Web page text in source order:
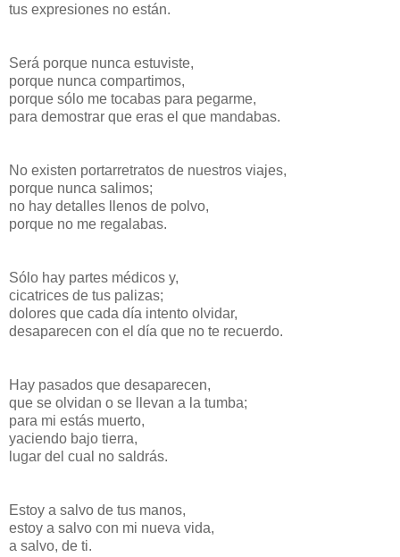
tus expresiones no están.
Será porque nunca estuviste,
porque nunca compartimos,
porque sólo me tocabas para pegarme,
para demostrar que eras el que mandabas.
No existen portarretratos de nuestros viajes,
porque nunca salimos;
no hay detalles llenos de polvo,
porque no me regalabas.
Sólo hay partes médicos y,
cicatrices de tus palizas;
dolores que cada día intento olvidar,
desaparecen con el día que no te recuerdo.
Hay pasados que desaparecen,
que se olvidan o se llevan a la tumba;
para mi estás muerto,
yaciendo bajo tierra,
lugar del cual no saldrás.
Estoy a salvo de tus manos,
estoy a salvo con mi nueva vida,
a salvo, de ti.